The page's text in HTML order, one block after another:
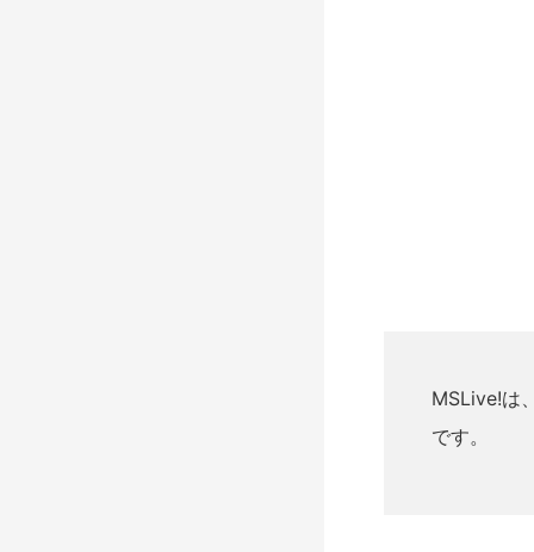
MSLive!は
です。